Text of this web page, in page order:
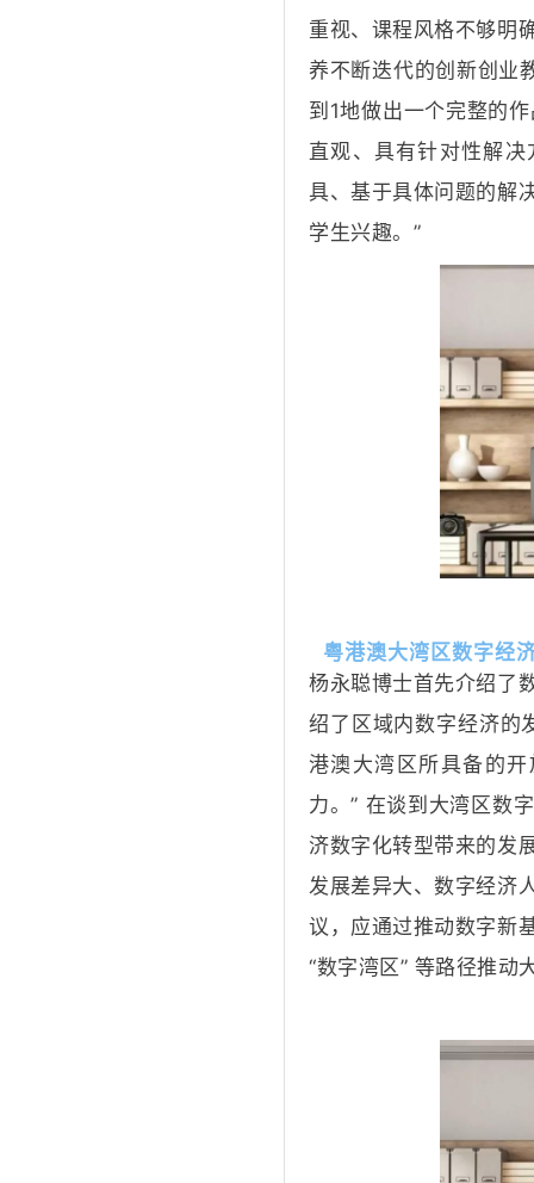
重视、课程风格不够明
养不断迭代的创新创业
到1地做出一个完整的
直观、具有针对性解
具、基于具体问题的解
学生兴趣。”
粤港澳大湾区数字经
杨永聪博士首先介绍了
绍了区域内数字经济的
港澳大湾区所具备的
力。” 在谈到大湾区数
济数字化转型带来的发
发展差异大、数字经济
议，应通过推动数字新
“数字湾区” 等路径推动